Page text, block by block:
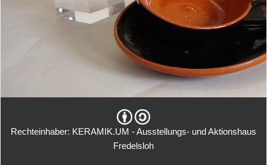
Rechteinhaber: KERAMIK.UM - Ausstellungs- und Aktionshaus
Fredelsloh